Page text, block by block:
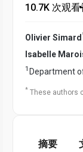
10.7K 次观看•
Olivier Simard
Isabelle
1 Department
* These authors
摘要